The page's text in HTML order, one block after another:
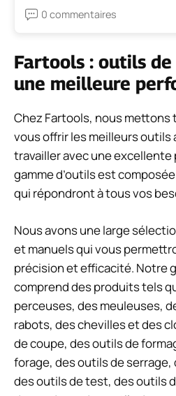
0 commentaires
Fartools : outils
une meilleure
Chez Fartools, nous mettons
vous offrir les meilleurs outils
travailler avec une
gamme d’outils est
qui répondront à tous vos
Nous avons une large
et manuels qui vous
précision et efficacité. Notre
comprend des produits tels
perceuses, des meuleuses,
rabots, des chevilles et des
de coupe, des outils de
forage, des outils de serrage,
des outils de test, des outils